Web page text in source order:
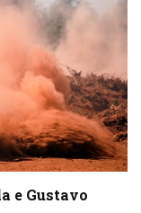
e Gustavo